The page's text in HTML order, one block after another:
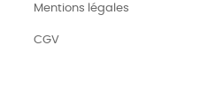
Mentions légales
CGV